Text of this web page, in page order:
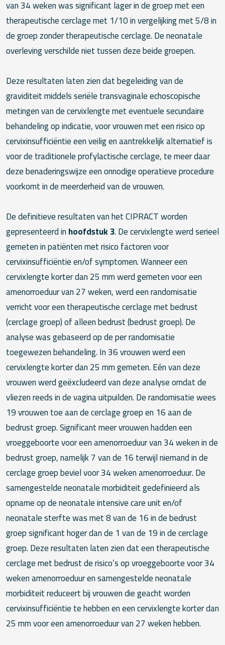
van 34 weken was significant lager in de groep met een
therapeutische cerclage met 1/10 in vergelijking met 5/8 in
de groep zonder therapeutische cerclage. De neonatale
overleving verschilde niet tussen deze beide groepen.
Deze resultaten laten zien dat begeleiding van de
graviditeit middels seriële transvaginale echoscopische
metingen van de cervixlengte met eventuele secundaire
behandeling op indicatie, voor vrouwen met een risico op
cervixinsufficiëntie een veilig en aantrekkelijk alternatief is
voor de traditionele profylactische cerclage, te meer daar
deze benaderingswijze een onnodige operatieve procedure
voorkomt in de meerderheid van de vrouwen.
De definitieve resultaten van het CIPRACT worden
gepresenteerd inhoofdstuk 3. De cervixlengte werd serieel
gemeten in patiënten met risico factoren voor
cervixinsufficiëntie en/of symptomen. Wanneer een
cervixlengte korter dan 25 mm werd gemeten voor een
amenorroeduur van 27 weken, werd een randomisatie
verricht voor een therapeutische cerclage met bedrust
(cerclage groep) of alleen bedrust (bedrust groep). De
analyse was gebaseerd op de per randomisatie
toegewezen behandeling. In 36 vrouwen werd een
cervixlengte korter dan 25 mm gemeten. Eén van deze
vrouwen werd geëxcludeerd van deze analyse omdat de
vliezen reeds in de vagina uitpuilden. De randomisatie wees
19 vrouwen toe aan de cerclage groep en 16 aan de
bedrust groep. Significant meer vrouwen hadden een
vroeggeboorte voor een amenorroeduur van 34 weken in de
bedrust groep, namelijk 7 van de 16 terwijl niemand in de
cerclage groep beviel voor 34 weken amenorroeduur. De
samengestelde neonatale morbiditeit gedefinieerd als
opname op de neonatale intensive care unit en/of
neonatale sterfte was met 8 van de 16 in de bedrust
groep significant hoger dan de 1 van de 19 in de cerclage
groep. Deze resultaten laten zien dat een therapeutische
cerclage met bedrust de risico’s op vroeggeboorte voor 34
weken amenorroeduur en samengestelde neonatale
morbiditeit reduceert bij vrouwen die geacht worden
cervixinsufficiëntie te hebben en een cervixlengte korter dan
25 mm voor een amenorroeduur van 27 weken hebben.